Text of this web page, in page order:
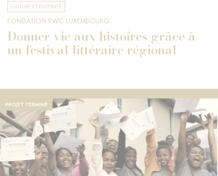
CULTURE ET DIVERSITÉ
FONDATION PWC LUXEMBOURG
Donner vie aux histoires grâce à
un festival littéraire régional
PROJET TERMINÉ